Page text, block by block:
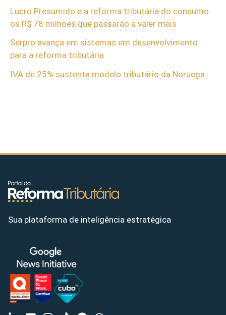
Lucro Presumido e a reforma tributária do consumo:
os R$ 78 milhões que passarão a valer mais
Serpro avança em sistemas em desenvolvimento
para a reforma tributária
IVA de 25% sustenta modelo tributário da Noruega
Sua plataforma de inteligência estratégica